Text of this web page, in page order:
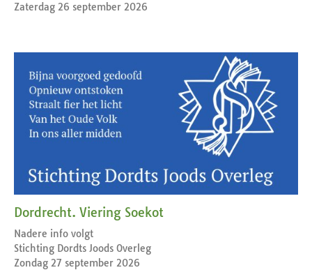
Zaterdag 26 september 2026
Dordrecht. Viering Soekot
Nadere info volgt
Stichting Dordts Joods Overleg
Zondag 27 september 2026